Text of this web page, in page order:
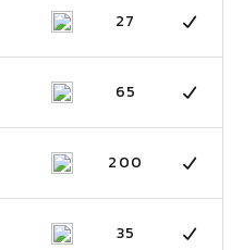
27
65
200
35